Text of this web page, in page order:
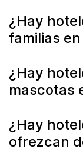
¿Hay
familias
¿Hay
mascotas
¿Hay
ofrezcan